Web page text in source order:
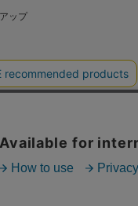
ップ
SHEL’TTER GREEN
RIGHTS RESERVED.